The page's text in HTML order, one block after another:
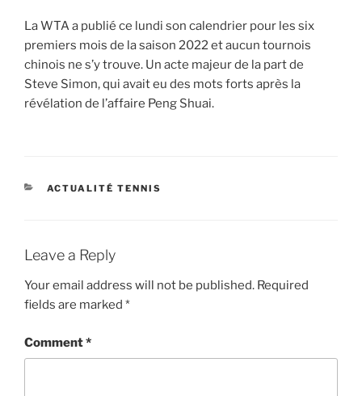
La WTA a publié ce lundi son calendrier pour les six
premiers mois de la saison 2022 et aucun tournois
chinois ne s’y trouve. Un acte majeur de la part de
Steve Simon, qui avait eu des mots forts après la
révélation de l’affaire Peng Shuai.
CATEGORIES
ACTUALITÉ TENNIS
Leave a Reply
Your email address will not be published. Required
fields are marked *
Comment*